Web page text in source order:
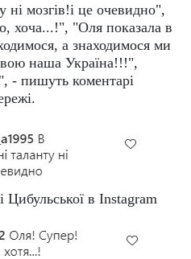
ні мозгів!і це очевидно",
хоча...!", "Оля показала в
а знаходимося ми
наша Україна!!!",
- пишуть коментарі
Цибульської в Instagram